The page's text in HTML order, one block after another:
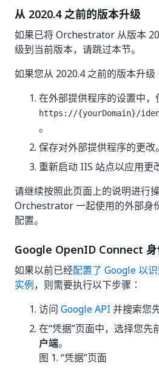
从 2020.4 之前的版本升级
如果已将 Orchestrator 从版本
级到当前版本，请跳过本节。
如果您从 2020.4 之前的版本升级
在外部提供程序的设置中
https://{yourDomain}/
。
保存对外部提供程序的更改。
重新启动 IIS 站点以应用更
请继续按照此页面上的说明进行
Orchestrator 一起使用的外部身
配置。
Google OpenID Connect
如果以前已经配置了 Google 以
实例，则需要执行以下步骤：
访问 Google API 并搜索您
在“凭据”页面中，选择您先
户端。
图 1. “凭据”页面